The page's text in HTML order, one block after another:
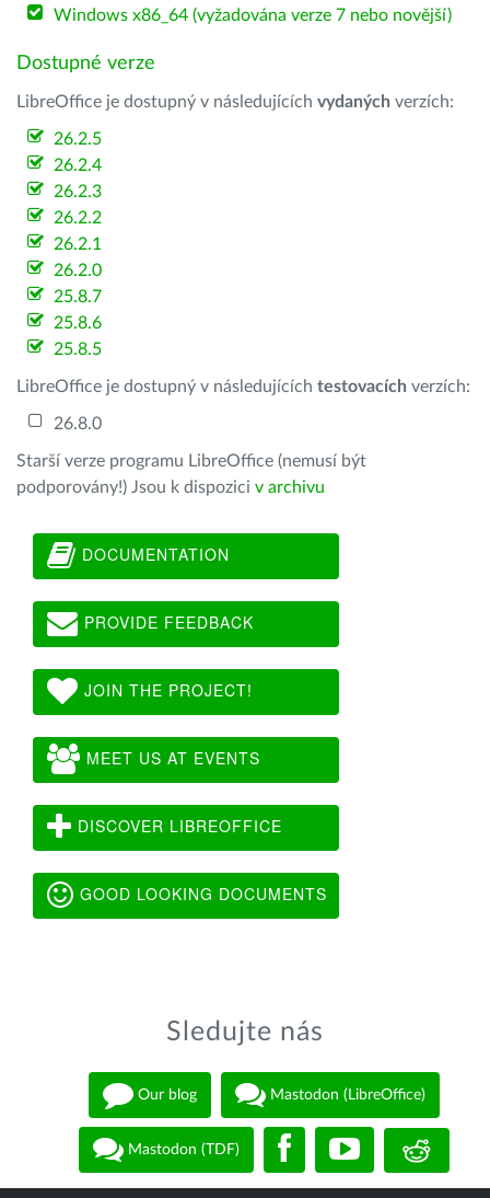
Windows x86_64 (vyžadována verze 7 nebo novější)
Dostupné verze
LibreOffice je dostupný v následujících vydaných verzích:
26.2.5
26.2.4
26.2.3
26.2.2
26.2.1
26.2.0
25.8.7
25.8.6
25.8.5
LibreOffice je dostupný v následujících testovacích verzích:
26.8.0
Starší verze programu LibreOffice (nemusí být
podporovány!) Jsou k dispozici v archivu
DOCUMENTATION
PROVIDE FEEDBACK
JOIN THE PROJECT!
MEET US AT EVENTS
DISCOVER LIBREOFFICE
GOOD LOOKING DOCUMENTS
Sledujte nás
Our blog Mastodon (LibreOffice)
Mastodon (TDF)